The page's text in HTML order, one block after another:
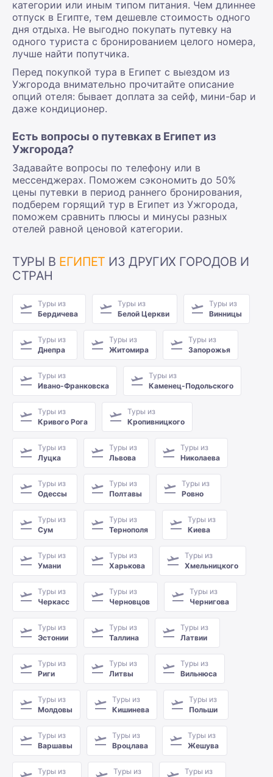
категории или иным типом питания. Чем длиннее
отпуск в Египте, тем дешевле стоимость одного
дня отдыха. Не выгодно покупать путевку на
одного туриста с бронированием целого номера,
лучше найти попутчика.
Перед покупкой тура в Египет с выездом из
Ужгорода внимательно прочитайте описание
опций отеля: бывает доплата за сейф, мини-бар и
даже кондиционер.
Есть вопросы о путевках в Египет из
Ужгорода?
Задавайте вопросы по телефону или в
мессенджерах. Поможем сэкономить до 50%
цены путевки в период раннего бронирования,
подберем горящий тур в Египет из Ужгорода,
поможем сравнить плюсы и минусы разных
отелей равной ценовой категории.
ТУРЫ В ЕГИПЕТ ИЗ ДРУГИХ ГОРОДОВ И
СТРАН
Туры из
Бердичева
Туры из
Белой Церкви
Туры из
Винницы
Туры из
Днепра
Туры из
Житомира
Туры из
Запорожья
Туры из
Ивано-Франковска
Туры из
Каменец-Подольского
Туры из
Кривого Рога
Туры из
Кропивницкого
Туры из
Луцка
Туры из
Львова
Туры из
Николаева
Туры из
Одессы
Туры из
Полтавы
Туры из
Ровно
Туры из
Сум
Туры из
Тернополя
Туры из
Киева
Туры из
Умани
Туры из
Харькова
Туры из
Хмельницкого
Туры из
Черкасс
Туры из
Черновцов
Туры из
Чернигова
Туры из
Эстонии
Туры из
Таллина
Туры из
Латвии
Туры из
Риги
Туры из
Литвы
Туры из
Вильнюса
Туры из
Молдовы
Туры из
Кишинева
Туры из
Польши
Туры из
Варшавы
Туры из
Вроцлава
Туры из
Жешува
Туры из
Туры из
Туры из